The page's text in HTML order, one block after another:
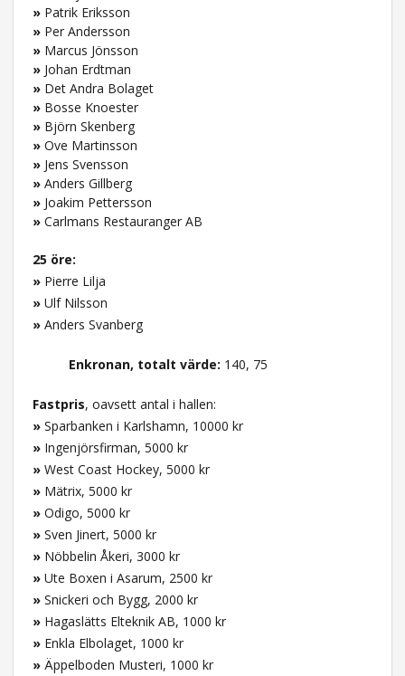
» Patrik Eriksson
» Per Andersson
» Marcus Jönsson
» Johan Erdtman
» Det Andra Bolaget
» Bosse Knoester
» Björn Skenberg
» Ove Martinsson
» Jens Svensson
» Anders Gillberg
» Joakim Pettersson
» Carlmans Restauranger AB
25 öre:
» Pierre Lilja
» Ulf Nilsson
» Anders Svanberg
Enkronan, totalt värde: 140, 75
Fastpris, oavsett antal i hallen:
» Sparbanken i Karlshamn, 10000 kr
» Ingenjörsfirman, 5000 kr
» West Coast Hockey, 5000 kr
» Mätrix, 5000 kr
» Odigo, 5000 kr
» Sven Jinert, 5000 kr
» Nöbbelin Åkeri, 3000 kr
» Ute Boxen i Asarum, 2500 kr
» Snickeri och Bygg, 2000 kr
» Hagaslätts Elteknik AB, 1000 kr
» Enkla Elbolaget, 1000 kr
» Äppelboden Musteri, 1000 kr